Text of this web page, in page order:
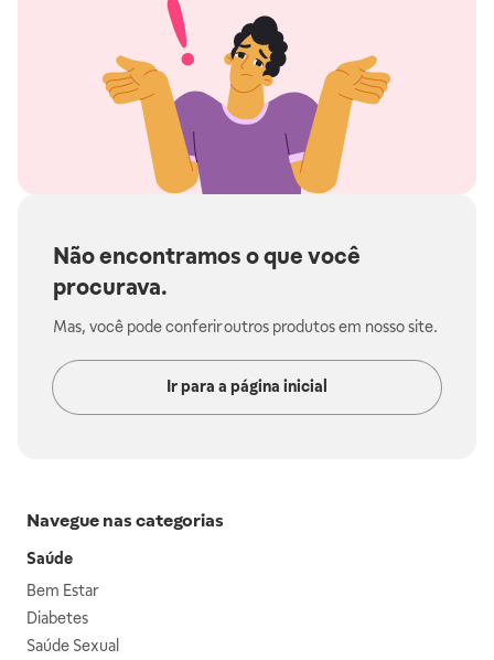
Não encontramos o que você
procurava.
Mas, você pode conferir outros produtos em nosso site.
Ir para a página inicial
Navegue nas categorias
Saúde
Bem Estar
Diabetes
Saúde Sexual